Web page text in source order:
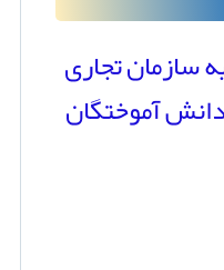
سازمان تجاری
آموختگان